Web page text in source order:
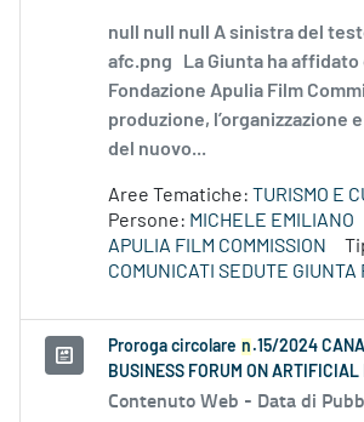
null null null A sinistra del
afc.png La Giunta ha affidato
Fondazione Apulia Film
produzione, l’organizzazione
del nuovo...
Aree Tematiche: TURISMO E
Persone: MICHELE EMILIANO
APULIA FILM COMMISSION
COMUNICATI SEDUTE GIUNTA
Proroga circolare n .15/2024
BUSINESS FORUM ON
Contenuto Web - Data di